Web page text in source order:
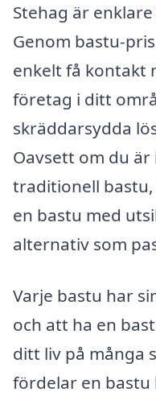
Stehag är
Genom bastu-
enkelt få kontakt
företag i ditt
skräddarsydda
Oavsett om du
traditionell
en bastu med
alternativ som
Varje bastu har
och att ha en
ditt liv på många
fördelar en bastu